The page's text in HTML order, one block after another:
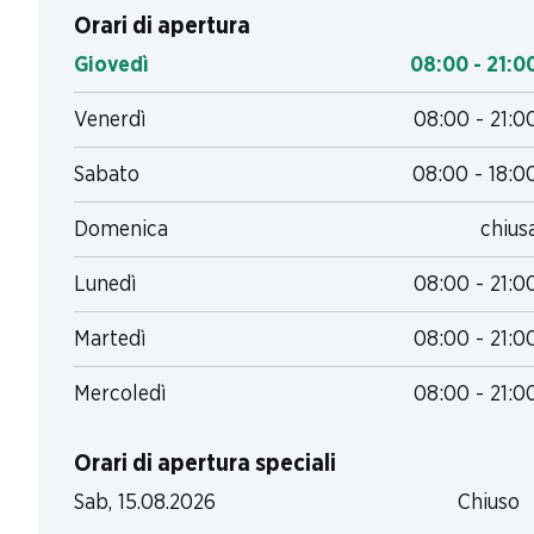
Orari di apertura
Giovedì 08:00 -
Venerdì 08:00 -
Sabato 08:00 -
Domenica
Lunedì 08:00 -
Martedì 08:00 -
Mercoledì 08:00 -
Orari di apertura speciali
Sab, 15.08.2026 Chiuso